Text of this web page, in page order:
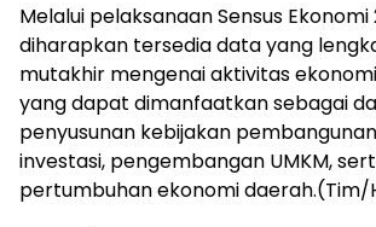
Melalui pelaksanaan Sensus Ekonomi
diharapkan tersedia data yang
mutakhir mengenai aktivitas
yang dapat dimanfaatkan sebagai
penyusunan kebijakan
investasi, pengembangan UMKM,
pertumbuhan ekonomi daerah.(Tim/